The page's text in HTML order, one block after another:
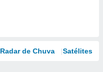
Radar de Chuva Satélites